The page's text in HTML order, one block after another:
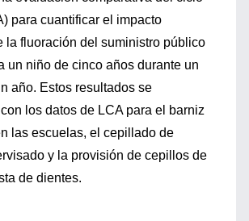
para cuantificar el impacto
la fluoración del suministro público
un niño de cinco años durante un
año. Estos resultados se
los datos de LCA para el barniz
las escuelas, el cepillado de
y la provisión de cepillos de
de dientes.